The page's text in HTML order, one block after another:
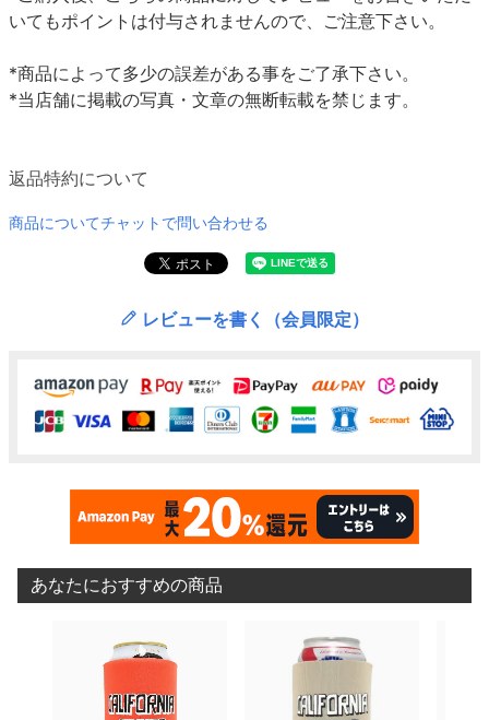
いてもポイントは付与されませんので、ご注意下さい。
*商品によって多少の誤差がある事をご了承下さい。
*当店舗に掲載の写真・文章の無断転載を禁じます。
返品特約について
商品についてチャットで問い合わせる
レビューを書く（会員限定）
あなたにおすすめの商品